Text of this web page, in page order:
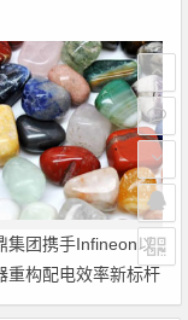
集团携手Infineon以
重构配电效率新标杆